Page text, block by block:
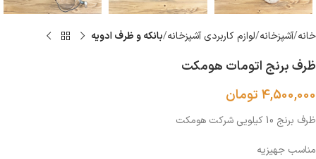
خانه آشپزخانه لوازم كاربردى آشپزخانه بانکه و ظرف ادویه
ظرف برنج اتومات هومکت
4,500,000 تومان
ظرف برنج 10 کیلویی شرکت هومکت
مناسب جهیزیه